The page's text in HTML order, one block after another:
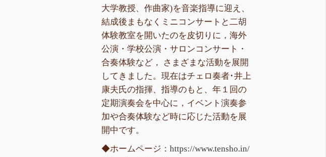
大学教授、作曲家)を音楽指導に迎え、
結成後まもなくミニコンサートと二胡
体験教室を開いたのを皮切りに，海外
公演・学校公演・サロンコンサート・
合奏体験など， さまざまな活動を展開
してきました。現在はチェロ奏者･井上
康夫氏の指揮、指導のもと、年１回の
定期演奏会を中心に，イベント演奏参
加や合奏体験など時に応じた活動を展
開中です。
◆ホームページ： https://www.tensho.in/